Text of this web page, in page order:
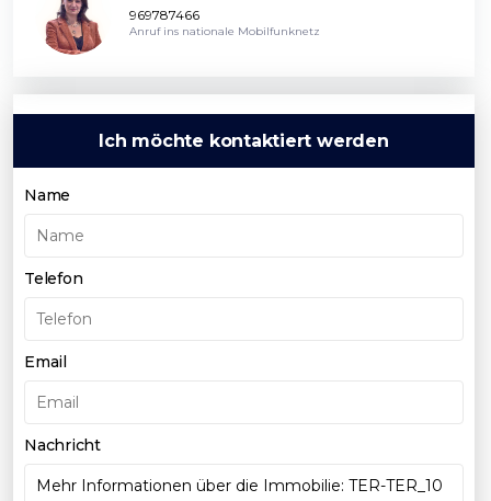
969787466
Anruf ins nationale Mobilfunknetz
Ich möchte kontaktiert werden
Name
Telefon
Email
Nachricht